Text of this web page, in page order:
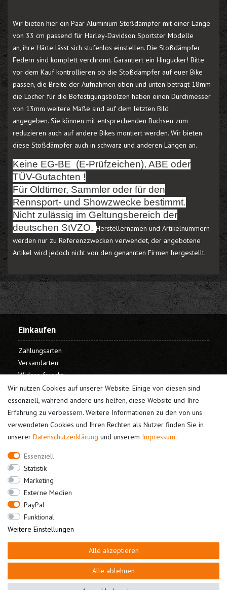
Wir bieten hier ein Paar Aluminium Stoßdämpfer mit einer Länge
von 33 cm passend für Harley-Davidson Sportster Modelle
an, ihre Härte lässt sich stufenlos einstellen. Die Stoßdämpfer
Federn sind komplett verchromt. Garantiert ein Hingucker! Bitte
vor dem Kauf kontrollieren ob die Stoßdämpfer auf euer Bike
passen, die Breite der Aufnahmen oben und unten beträgt 18mm
die Löcher für die Befestigungsbolzen haben einen Durchmesser
von 13mm weitere Maße sind auf dem letzten Bild
angegeben. Sie können mit entsprechenden Buchsen zum
reduzieren auch auf andere Bikes montiert werden. Wir bieten
diese Stoßdämpfer auch in schwarz und anderen Längen an.
Keine EG-BE (E-Prüfzeichen), ABE oder
TÜV-Gutachten !
Für Oldtimer, Sammler oder für den
Rennsport- und Showzwecke bestimmt.
Nicht zulässig im Geltungsbereich der
deutschen StVZO. Herstellernamen und Artikelnummern
werden nur zu Referenzzwecken verwendet, der angebotene
Artikel wird jedoch nicht von den genannten Firmen hergestellt.
Wir nutzen Cookies auf unserer Website. Einige von diesen sind
essenziell, während andere uns helfen, diese Website und Ihre
Erfahrung zu verbessern. Weitere Informationen zu den von uns
verwendeten Cookies und Ihren Rechten als Nutzer finden Sie in
unserer Daten­schutz­erklärung und unserem Impressum.
Essenziell
Statistik
Marketing
Externe Medien
PayPal
Funktional
Weitere Einstellungen
Alle akzeptieren
Alle ablehnen
Einkaufen
Zahlungsarten
Versandarten
Widerrufsrecht
Warenkorb
Kasse
Mein Konto
Registrieren
Login
Unternehmen
Kontakt
Datenschutz
AGB
Impressum
Bestellung widerrufen